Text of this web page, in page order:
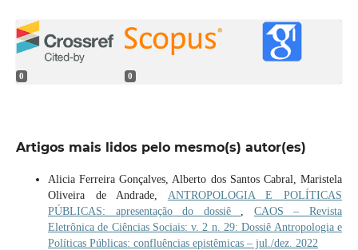
0 0
Artigos mais lidos pelo mesmo(s) autor(es)
Alicia Ferreira Gonçalves, Alberto dos Santos Cabral, Maristela
Oliveira de Andrade, ANTROPOLOGIA E POLÍTICAS
PÚBLICAS: apresentação do dossiê
CAOS – Revista
Eletrônica de Ciências Sociais: v. 2 n. 29: Dossiê Antropologia e
Políticas Públicas: confluências epistêmicas – jul./dez. 2022